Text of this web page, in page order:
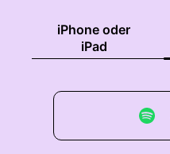
iPhone oder
iPad